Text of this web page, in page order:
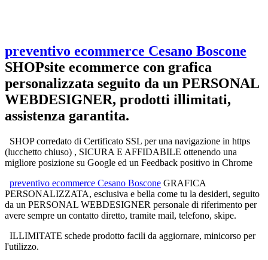
preventivo ecommerce Cesano Boscone
SHOPsite ecommerce con grafica
personalizzata seguito da un PERSONAL
WEBDESIGNER, prodotti illimitati,
assistenza garantita.
SHOP corredato di Certificato SSL per una navigazione in https
(lucchetto chiuso) , SICURA E AFFIDABILE ottenendo una
migliore posizione su Google ed un Feedback positivo in Chrome
preventivo ecommerce Cesano Boscone GRAFICA
PERSONALIZZATA, esclusiva e bella come tu la desideri, seguito
da un PERSONAL WEBDESIGNER personale di riferimento per
avere sempre un contatto diretto, tramite mail, telefono, skipe.
ILLIMITATE schede prodotto facili da aggiornare, minicorso per
l'utilizzo.